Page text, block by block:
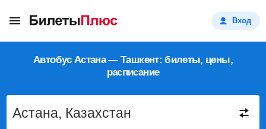
Вход
Автобус Астана — Ташкент: билеты, цены,
расписание